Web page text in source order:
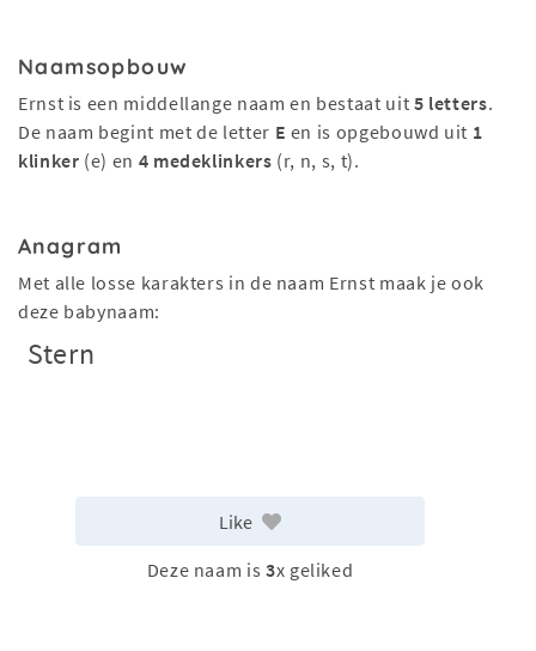
Naamsopbouw
Ernst is een middellange naam en bestaat uit 5 letters.
De naam begint met de letter E en is opgebouwd uit 1
klinker (e) en 4 medeklinkers (r, n, s, t).
Anagram
Met alle losse karakters in de naam Ernst maak je ook
deze babynaam:
Stern
Like
Deze naam is 3x geliked